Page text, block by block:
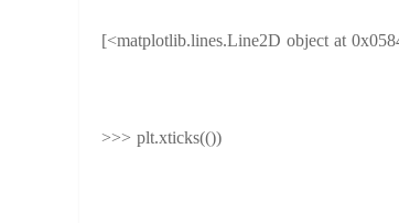
[<matplotlib.lines.Line2D object at
>>> plt.xticks(())